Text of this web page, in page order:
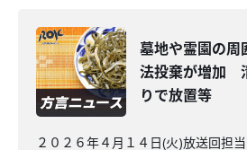
墓地や霊園の周
法投棄が増加
りで放置等
２０２６年４月１４日(火)放送回担